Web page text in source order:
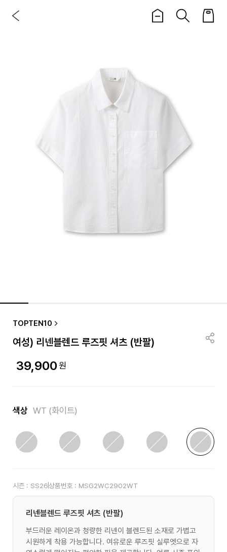
TOPTEN10
여성) 리넨블렌드 루즈핏 셔츠 (반팔)
39,900원
색상 WT (화이트)
시즌 : SS26상품번호 : MSG2WC2902WT
리넨블렌드 루즈핏 셔츠 (반팔)
부드러운 레이온과 청량한 리넨이 블렌드된 소재로 가볍고
시원하게 착용 가능합니다. 여유로운 루즈핏 실루엣으로 자